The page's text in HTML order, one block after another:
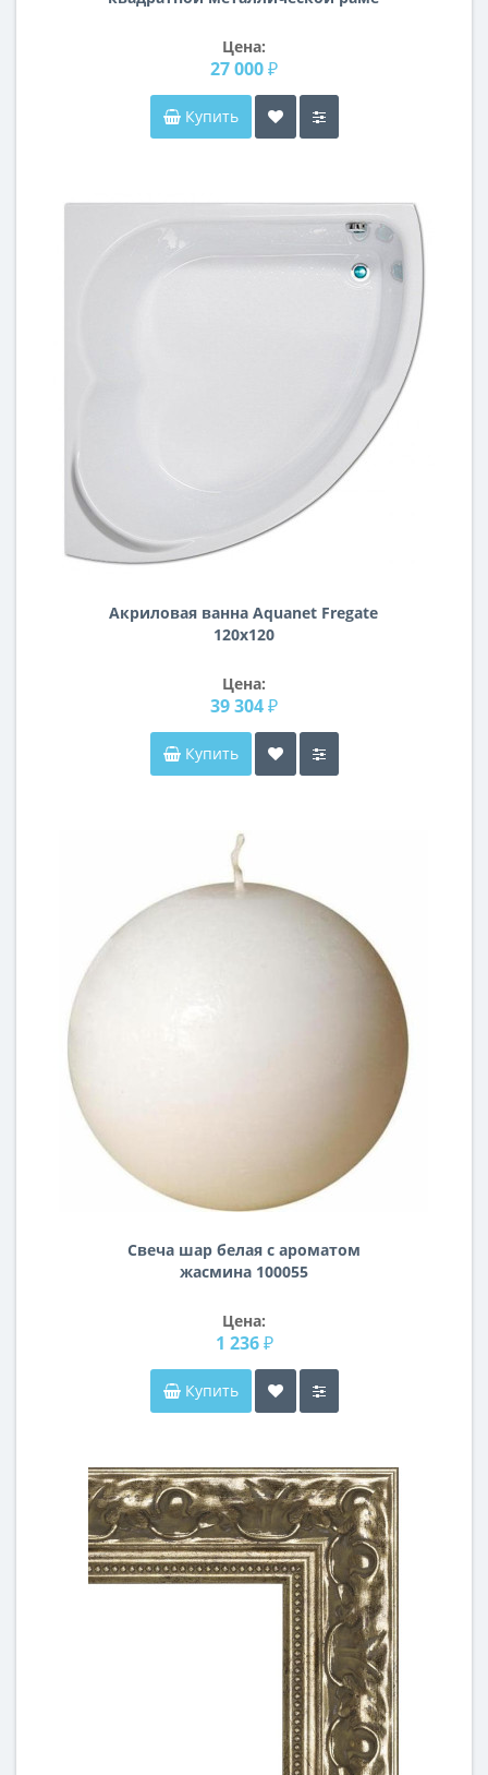
Цена:
27 000 ₽
Купить
Акриловая ванна Aquanet Fregate
120x120
Цена:
39 304 ₽
Купить
Свеча шар белая с ароматом
жасмина 100055
Цена:
1 236 ₽
Купить